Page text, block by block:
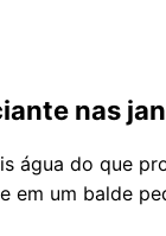
nas
água do que
em um balde